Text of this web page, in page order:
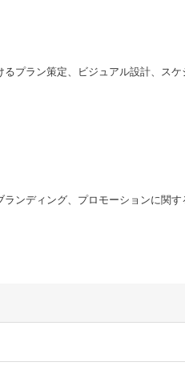
プラン策定、ビジュアル設計、ス
ンディング、プロモーションに関